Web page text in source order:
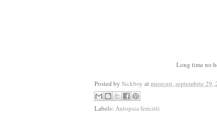
Long time no
Posted by Sickboy at miercuri, septembrie 29,
Labels: Autopsia fericirii